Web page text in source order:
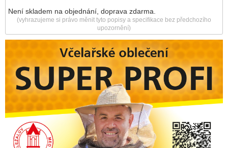
Není skladem na objednání, doprava zdarma.
(vyhrazujeme si právo měnit tyto popisy a specifikace bez předchozího
upozornění)